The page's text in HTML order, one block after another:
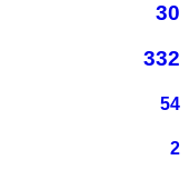
30
332
54
2